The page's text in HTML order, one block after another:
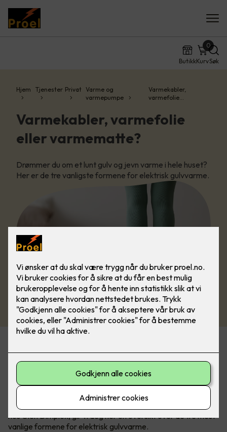
ButikkKurv
0
Søk
Hjem Tjenester Privat Varme og
varmepumpe
Varmekabler,
varmefolie…
Varmekabler, varmefolie
eller varmematte?
Drømmer du om et lunt gulv og jevn varme i hele huset?
Her er de tre vanligste formene for elektrisk gulvvarme.
gulvvarme, men spesielt varmefolie blir stadig mer populært.
Om du skal velge det ene eller det andre avhenger av
underlag, hvilket gulv du skal legge over, plassering og
størrelse på rommet.
Sammen med Kim Due-Sørensen, produktsjef for gulvvarme
hos Glen Dimplex, gir vi deg her en oversikt over de tre mest
vanlige formene for elektrisk gulvvarme.